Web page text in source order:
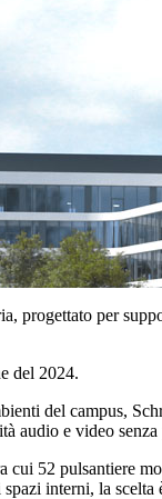
progettato per
del 2024.
del campus,
audio e video
cui 52 pulsantiere
interni, la scelta